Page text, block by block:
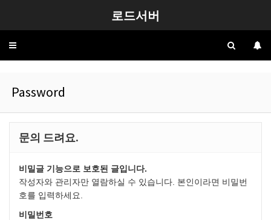
로드서버
Toggle
Password
문의 드려요.
비밀글 기능으로 보호된 글입니다.
작성자와 관리자만 열람하실 수 있습니다. 본인이라면 비밀번
호를 입력하세요.
비밀번호